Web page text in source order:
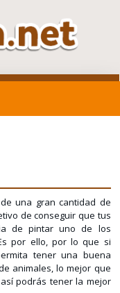
una gran cantidad de
de conseguir que tus
de pintar uno de los
por ello, por lo que si
tener una buena
animales, lo mejor que
podrás tener la mejor